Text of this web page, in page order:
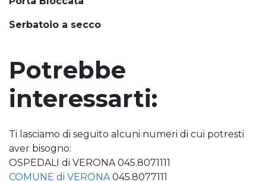
Serbatoio a secco
Potrebbe
interessarti:
Ti lasciamo di seguito alcuni numeri di cui potresti
aver bisogno:
OSPEDALI di VERONA 045.8071111
COMUNE di VERONA045.8077111